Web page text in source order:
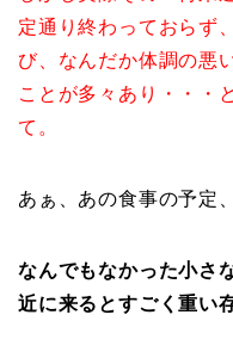
定通り終わっておらず
び、なんだか体調の悪
ことが多々あり・・・
て。
あぁ、あの食事の予定
なんでもなかった小さ
近に来るとすごく重い